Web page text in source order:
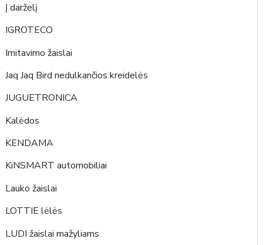
Į darželį
IGROTECO
Imitavimo žaislai
Jaq Jaq Bird nedulkančios kreidelės
JUGUETRONICA
Kalėdos
KENDAMA
KiNSMART automobiliai
Lauko žaislai
LOTTIE lėlės
LUDI žaislai mažyliams